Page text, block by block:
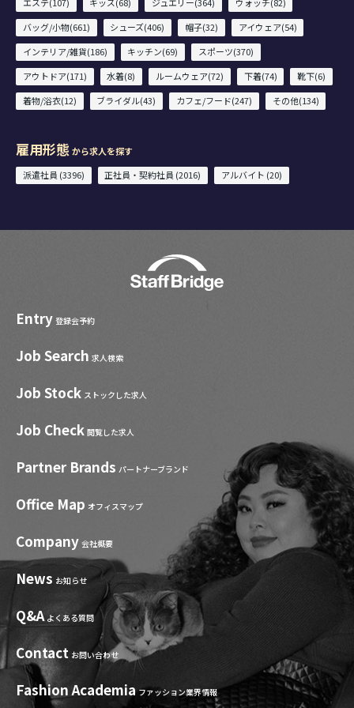
バッグ/小物(661)
シューズ(406) 帽子(32)
アイウェア(54)
インテリア/雑貨(186)
キッチン(69)
スポーツ(370)
アウトドア(171)
水着(8) ルームウェア(72) 下着(74)
靴下(6)
着物/浴衣(12)
ブライダル(43) カフェ/フード(247) その他(134)
雇用形態 から求人を探す
派遣社員 (3396)
正社員・契約社員 (2016) アルバイト (20)
Entry 登録会予約
Job Search 求人検索
Job Stock ストックした求人
Job Check 閲覧した求人
Partner Brands パートナーブランド
Office Map オフィスマップ
Company 会社概要
News お知らせ
Q&A よくある質問
Contact お問い合わせ
Fashion Academia ファッション業界情報